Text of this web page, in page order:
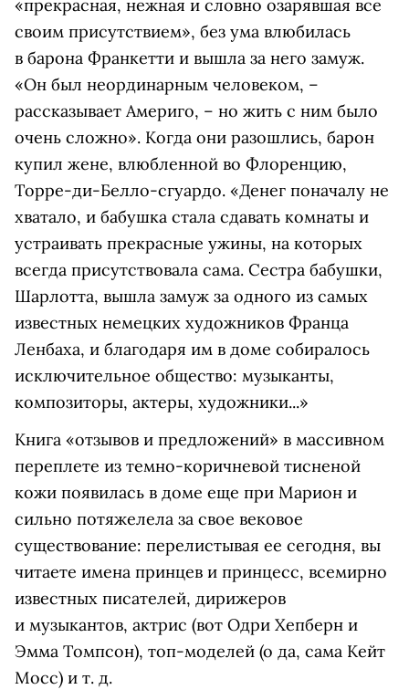
«прекрасная, нежная и словно озарявшая все
своим присутствием», без ума влюбилась
в барона Франкетти и вышла за него замуж.
«Он был неординарным человеком, –
рассказывает Америго, – но жить с ним было
очень сложно». Когда они разошлись, барон
купил жене, влюбленной во Флоренцию,
Торре-ди-Белло-сгуардо. «Денег поначалу не
хватало, и бабушка стала сдавать комнаты и
устраивать прекрасные ужины, на которых
всегда присутствовала сама. Сестра бабушки,
Шарлотта, вышла замуж за одного из самых
известных немецких художников Франца
Ленбаха, и благодаря им в доме собиралось
исключительное общество: музыканты,
композиторы, актеры, художники...»
Книга «отзывов и предложений» в массивном
переплете из темно-коричневой тисненой
кожи появилась в доме еще при Марион и
сильно потяжелела за свое вековое
существование: перелистывая ее сегодня, вы
читаете имена принцев и принцесс, всемирно
известных писателей, дирижеров
и музыкантов, актрис (вот Одри Хепберн и
Эмма Томпсон), топ-моделей (о да, сама Кейт
Мосс) и т. д.